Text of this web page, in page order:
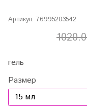
Артикул: 76995203542
гель
Размер